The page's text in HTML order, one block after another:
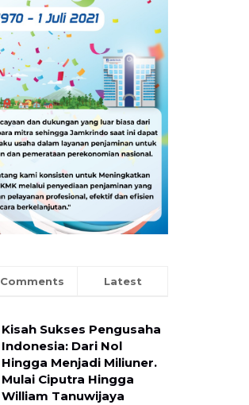
Comments Latest
Kisah Sukses Pengusaha
Indonesia: Dari Nol
Hingga Menjadi Miliuner.
Mulai Ciputra Hingga
William Tanuwijaya